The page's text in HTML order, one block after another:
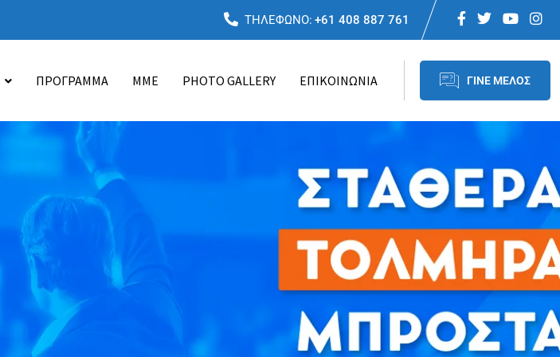
ΤΗΛΕΦΩΝΟ: +61 408 887 761
ΠΡΟΓΡΑΜΜΑ ΜΜΕ PHOTO GALLERY ΕΠΙΚΟΙΝΩΝΙΑ ΓΙΝΕ ΜΕΛΟΣ